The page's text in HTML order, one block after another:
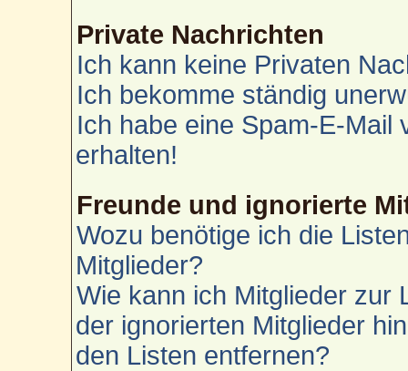
Private Nachrichten
Ich kann keine Privaten
Ich bekomme ständig
Ich habe eine Spam-E-Mail
erhalten!
Freunde und ignorierte
Wozu benötige ich die
Mitglieder?
Wie kann ich Mitglieder zur
der ignorierten Mitglieder
den Listen entfernen?